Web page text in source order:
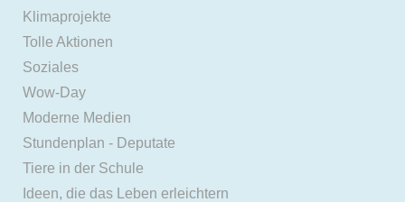
Klimaprojekte
Tolle Aktionen
Soziales
Wow-Day
Moderne Medien
Stundenplan - Deputate
Tiere in der Schule
Ideen, die das Leben erleichtern